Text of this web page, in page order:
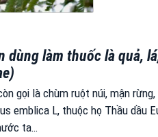
dùng làm thuốc là quả,
gọi là chùm ruột núi, mận
emblica L, thuộc họ Thầu dầu
ta…